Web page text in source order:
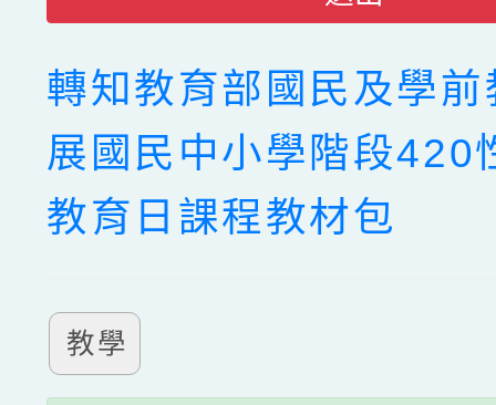
轉知教育部國民及學
展國民中小學階段420
教育日課程教材包
教學